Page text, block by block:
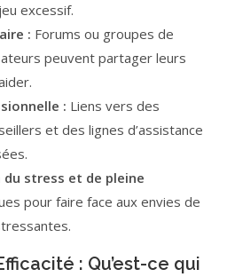
excessif.
: Forums ou groupes de
peuvent partager leurs
: Liens vers des
et des lignes d’assistance
stress et de pleine
pour faire face aux envies de
: Qu’est-ce qui